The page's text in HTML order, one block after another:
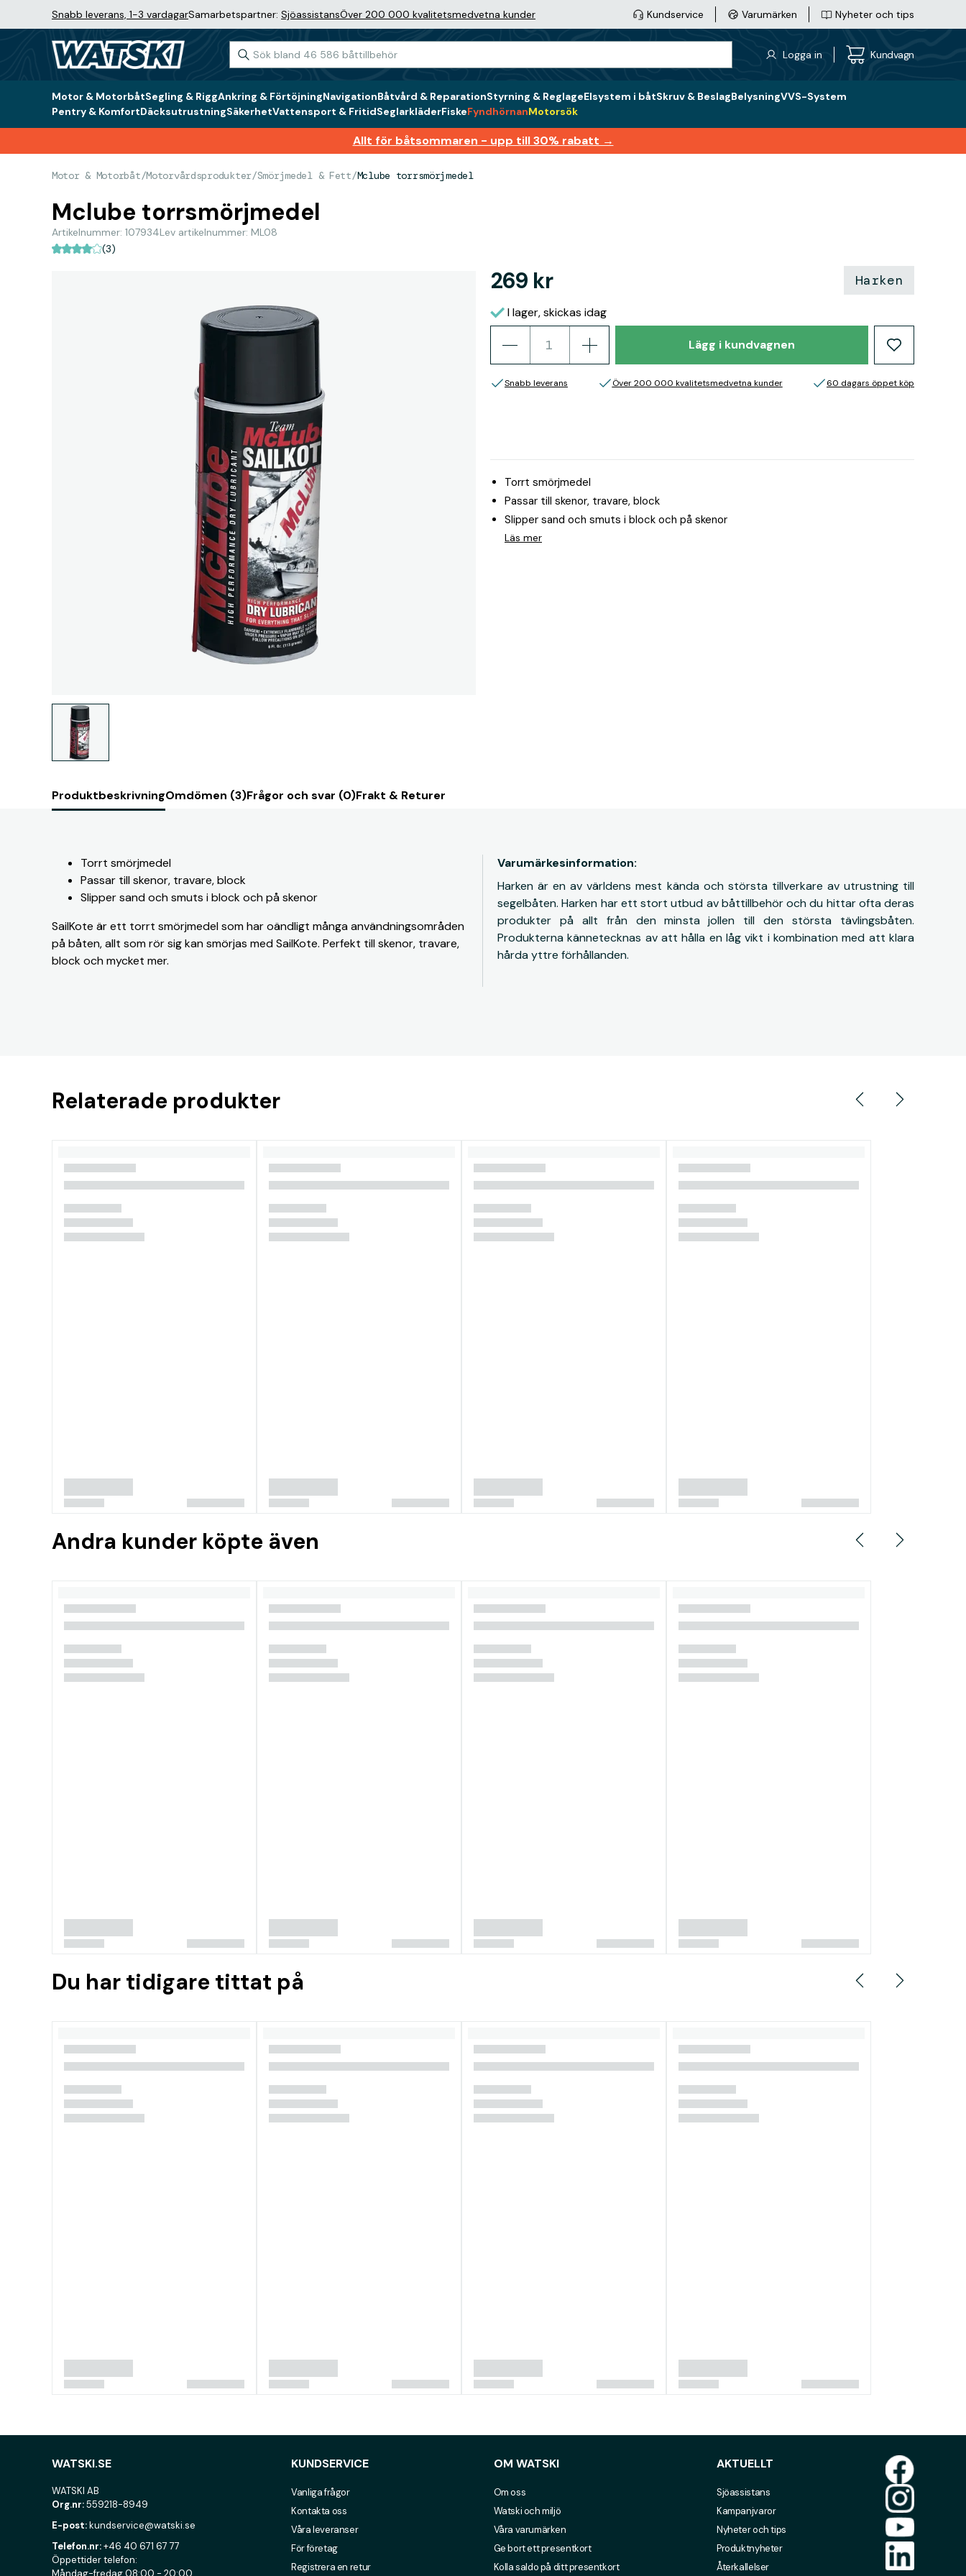
Snabb leverans, 1-3 vardagarSamarbetspartner: SjöassistansÖver 200 000 kvalitetsmedvetna kunder Kundservice Varumärken Nyheter och tips
Logga in Kundvagn
Motor & MotorbåtSegling & RiggAnkring & FörtöjningNavigationBåtvård & ReparationStyrning & ReglageElsystem i båtSkruv & BeslagBelysningVVS-System
Pentry & KomfortDäcksutrustningSäkerhetVattensport & FritidSeglarkläderFiskeFyndhörnanMotorsök
Allt för båtsommaren - upp till 30% rabatt →
Motor & Motorbåt/Motorvårdsprodukter/Smörjmedel & Fett/Mclube torrsmörjmedel
Mclube torrsmörjmedel
Artikelnummer: 107934Lev artikelnummer: ML08
(3)
269 kr Harken
I lager, skickas idag
Lägg i kundvagnen
Snabb leverans Över 200 000 kvalitetsmedvetna kunder 60 dagars öppet köp
Torrt smörjmedel
Passar till skenor, travare, block
Slipper sand och smuts i block och på skenor
Läs mer
ProduktbeskrivningOmdömen (3)Frågor och svar (0)Frakt & Returer
Torrt smörjmedel
Passar till skenor, travare, block
Slipper sand och smuts i block och på skenor
SailKote är ett torrt smörjmedel som har oändligt många användningsområden
på båten, allt som rör sig kan smörjas med SailKote. Perfekt till skenor, travare,
block och mycket mer.
Varumärkesinformation:
Harken är en av världens mest kända och största tillverkare av utrustning till
segelbåten. Harken har ett stort utbud av båttillbehör och du hittar ofta deras
produkter på allt från den minsta jollen till den största tävlingsbåten.
Produkterna kännetecknas av att hålla en låg vikt i kombination med att klara
hårda yttre förhållanden.
Relaterade produkter
Andra kunder köpte även
Du har tidigare tittat på
WATSKI.SE
WATSKI AB
Org.nr:559218-8949
E-post:kundservice@watski.se
Telefon.nr:+46 40 671 67 77
Öppettider telefon:
Måndag-fredag 08:00 - 20:00
KUNDSERVICE
Vanliga frågor
Kontakta oss
Våra leveranser
För företag
Registrera en retur
OM WATSKI
Om oss
Watski och miljö
Våra varumärken
Ge bort ett presentkort
Kolla saldo på ditt presentkort
AKTUELLT
Sjöassistans
Kampanjvaror
Nyheter och tips
Produktnyheter
Återkallelser